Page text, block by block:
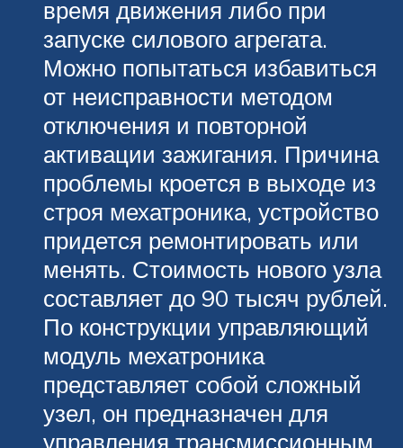
время движения либо при
запуске силового агрегата.
Можно попытаться избавиться
от неисправности методом
отключения и повторной
активации зажигания. Причина
проблемы кроется в выходе из
строя мехатроника, устройство
придется ремонтировать или
менять. Стоимость нового узла
составляет до 90 тысяч рублей.
По конструкции управляющий
модуль мехатроника
представляет собой сложный
узел, он предназначен для
управления трансмиссионным